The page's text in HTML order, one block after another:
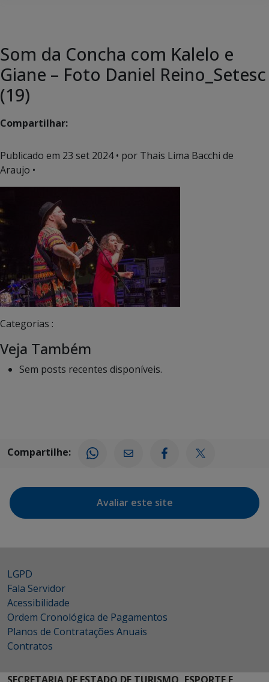
Som da Concha com Kalelo e
Giane – Foto Daniel Reino_Setesc
(19)
Compartilhar:
Publicado em 23 set 2024• por Thais Lima Bacchi de
Araujo •
Categorias :
Veja Também
Sem posts recentes disponíveis.
Compartilhe:
Avaliar este site
LGPD
Fala Servidor
Acessibilidade
Ordem Cronológica de Pagamentos
Planos de Contratações Anuais
Contratos